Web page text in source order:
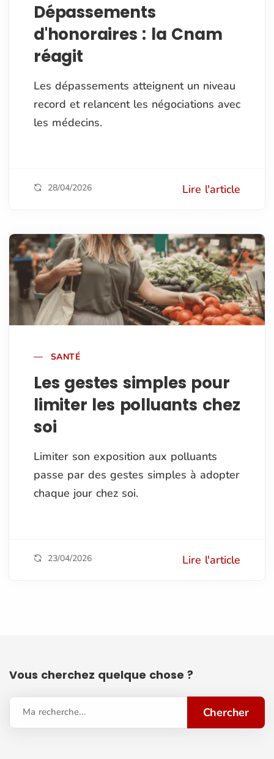
Dépassements
d'honoraires : la Cnam
réagit
Les dépassements atteignent un niveau
record et relancent les négociations avec
les médecins.
28/04/2026 Lire l'article
SANTÉ
Les gestes simples pour
limiter les polluants chez
soi
Limiter son exposition aux polluants
passe par des gestes simples à adopter
chaque jour chez soi.
23/04/2026 Lire l'article
Vous cherchez quelque chose ?
Ma recherche... Chercher